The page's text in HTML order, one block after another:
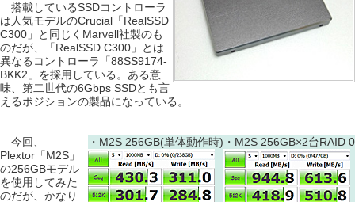
搭載しているSSDコントローラ
は人気モデルのCrucial「RealSSD
C300」と同じくMarvell社製のも
のだが、「RealSSD C300」とは
異なるコントローラ「88SS9174-
BKK2」を採用している。ある意
味、第二世代の6Gbps SSDとも言
えるポジションの製品になっている。
・M2S 256GB(単体動作時) ・M2S 256GB×2台RAID 0
今回、
Plextor「M2S」
の256GBモデル
を使用してみた
のだが、かなり